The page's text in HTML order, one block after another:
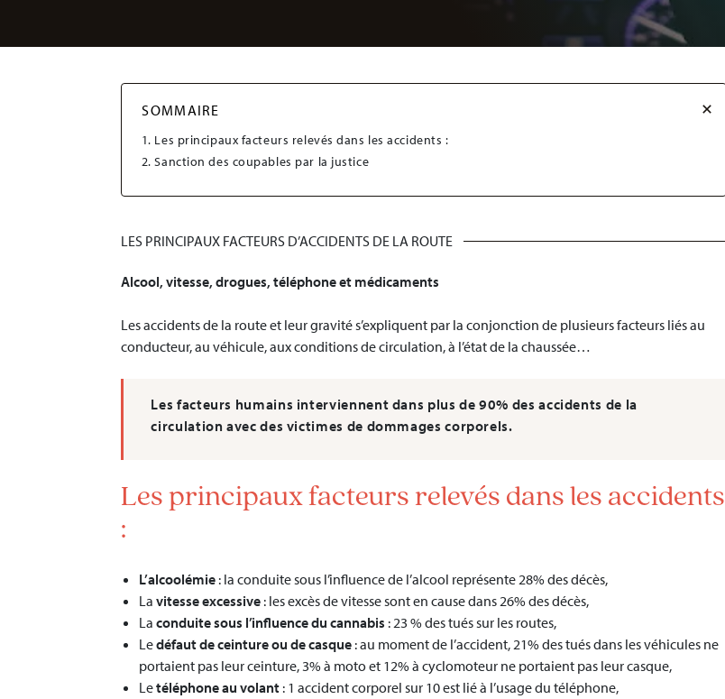
SOMMAIRE
Les principaux facteurs relevés dans les accidents :
Sanction des coupables par la justice
LES PRINCIPAUX FACTEURS D’ACCIDENTS DE LA ROUTE
Alcool, vitesse, drogues, téléphone et médicaments
Les accidents de la route et leur gravité s’expliquent par la conjonction de plusieurs facteurs liés au
conducteur, au véhicule, aux conditions de circulation, à l’état de la chaussée…
Les facteurs humains interviennent dans plus de 90% des accidents de la
circulation avec des victimes de dommages corporels.
Les principaux facteurs relevés dans les accidents
:
L’alcoolémie : la conduite sous l’influence de l’alcool représente 28% des décès,
Lavitesse excessive : les excès de vitesse sont en cause dans 26% des décès,
Laconduite sous l’influence du cannabis : 23 % des tués sur les routes,
Ledéfaut de ceinture ou de casque : au moment de l’accident, 21% des tués dans les véhicules ne
portaient pas leur ceinture, 3% à moto et 12% à cyclomoteur ne portaient pas leur casque,
Letéléphone au volant : 1 accident corporel sur 10 est lié à l’usage du téléphone,